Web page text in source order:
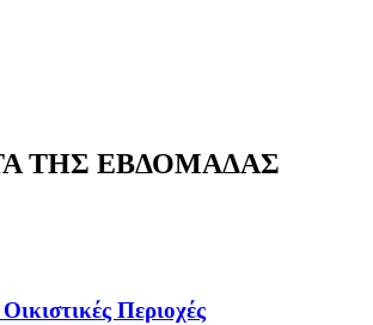
ΤΗΣ ΕΒΔΟΜΑΔΑΣ
Περιοχές